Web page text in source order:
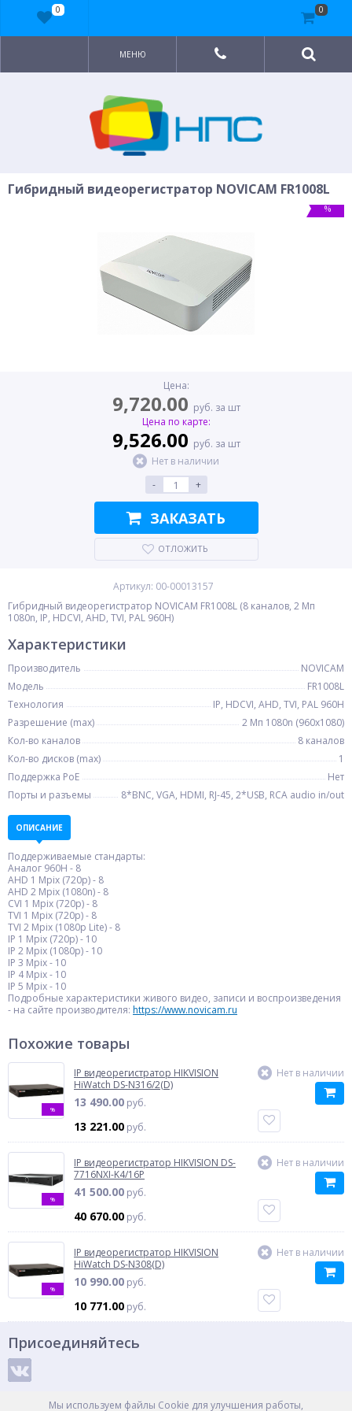
МЕНЮ
Гибридный видеорегистратор NOVICAM FR1008L
%
Цена:
9,720.00 руб. за шт
Цена по карте:
9,526.00 руб. за шт
Нет в наличии
-
+
ЗАКАЗАТЬ
ОТЛОЖИТЬ
Артикул: 00-00013157
Гибридный видеорегистратор NOVICAM FR1008L (8 каналов, 2 Мп
1080n, IP, HDCVI, AHD, TVI, PAL 960H)
Характеристики
Производитель
NOVICAM
Модель
FR1008L
Технология
IP, HDCVI, AHD, TVI, PAL 960H
Разрешение (max)
2 Мп 1080n (960x1080)
Кол-во каналов
8 каналов
Кол-во дисков (max)
1
Поддержка PoE
Нет
Порты и разъемы
8*BNC, VGA, HDMI, RJ-45, 2*USB, RCA audio in/out
ОПИСАНИЕ
Поддерживаемые стандарты:
Аналог 960H - 8
AHD 1 Mpix (720p) - 8
AHD 2 Mpix (1080n) - 8
CVI 1 Mpix (720p) - 8
TVI 1 Mpix (720p) - 8
TVI 2 Mpix (1080p Lite) - 8
IP 1 Mpix (720p) - 10
IP 2 Mpix (1080p) - 10
IP 3 Mpix - 10
IP 4 Mpix - 10
IP 5 Mpix - 10
Подробные характеристики живого видео, записи и воспроизведения
- на сайте производителя: https://www.novicam.ru
Похожие товары
%
IP видеорегистратор HIKVISION
HiWatch DS-N316/2(D)
13 490.00 руб.
13 221.00 руб.
Нет в наличии
%
IP видеорегистратор HIKVISION DS-
7716NXI-K4/16P
41 500.00 руб.
40 670.00 руб.
Нет в наличии
%
IP видеорегистратор HIKVISION
HiWatch DS-N308(D)
10 990.00 руб.
10 771.00 руб.
Нет в наличии
Мы используем файлы Cookie для улучшения работы,
Присоединяйтесь
Способы оплаты
0 0